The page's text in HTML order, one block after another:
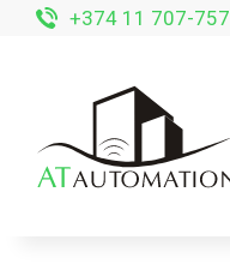
+374 11 707-757